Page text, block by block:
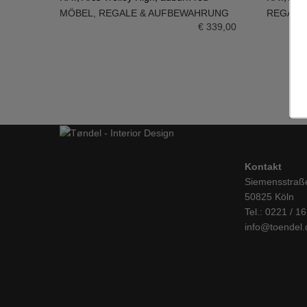
IN DEN WARENKORB
MÖBEL
REGALE & AUFBEWAHRUNG
€339,00
IN DEN
REGALE
Kontakt
50825 Köln
Tel.: 0221 /